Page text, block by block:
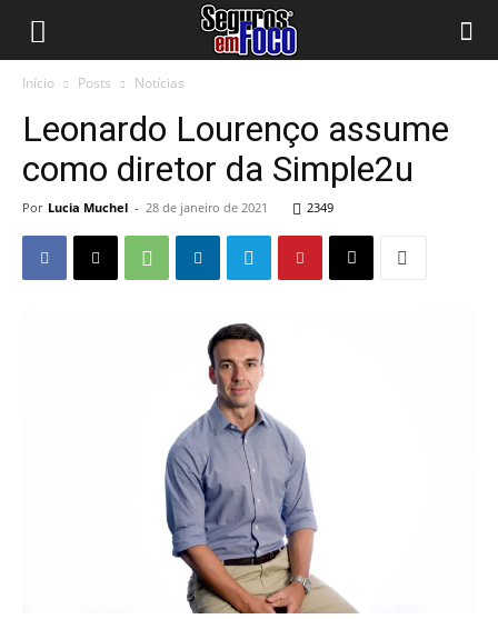
Início Posts Notícias
Leonardo Lourenço assume
como diretor da Simple2u
Por Lucia Muchel - 28 de janeiro de 2021 2349